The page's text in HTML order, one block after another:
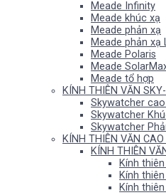
Meade Infinity
Meade khúc xạ
Meade phản xạ
Meade phản xạ
Meade Polaris
Meade
Meade tổ hợp
KÍNH THIÊN VĂN
Skywatcher
Skywatcher
Skywatcher
KÍNH THIÊN VĂN CAO
KÍNH THIÊN
Kính
Kính
Kính